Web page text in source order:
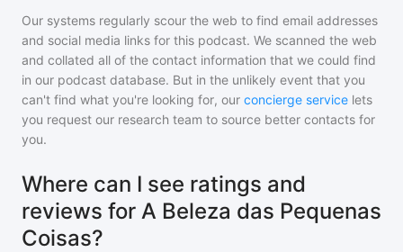
Our systems regularly scour the web to find email addresses
and social media links for this podcast. We scanned the web
and collated all of the contact information that we could find
in our podcast database. But in the unlikely event that you
can't find what you're looking for, our concierge service lets
you request our research team to source better contacts for
you.
Where can I see ratings and
reviews for A Beleza das Pequenas
Coisas?